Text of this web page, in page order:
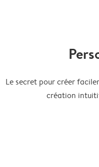
Le secret pour créer
création